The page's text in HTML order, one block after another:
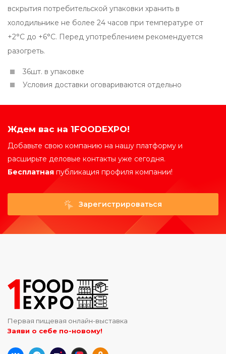
вскрытия потребительской упаковки хранить в
холодильнике не более 24 часов при температуре от
+2°С до +6°С. Перед употреблением рекомендуется
разогреть.
36шт. в упаковке
Условия доставки оговариваются отдельно
Ждем вас на 1FOODEXPO!
Добавьте свою компанию на нашу платформу и
расширьте деловые контакты уже сегодня.
Бесплатная публикация профиля компании!
Зарегистрироваться
Первая пищевая онлайн-выставка
Заяви о себе по-новому!